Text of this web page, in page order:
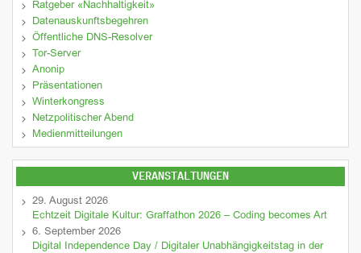
Ratgeber «Nachhaltigkeit»
Datenauskunftsbegehren
Öffentliche DNS-Resolver
Tor-Server
Anonip
Präsentationen
Winterkongress
Netzpolitischer Abend
Medienmitteilungen
VERANSTALTUNGEN
29. August 2026
Echtzeit Digitale Kultur: Graffathon 2026 – Coding becomes Art
6. September 2026
Digital Independence Day / Digitaler Unabhängigkeitstag in der